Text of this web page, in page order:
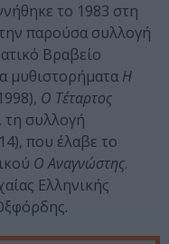
το 1983 στη
παρούσα συλλογή
Βραβείο
μυθιστορήματα Η
Ο Τέταρτος
τη συλλογή
που έλαβε το
Ο Αναγνώστης.
Ελληνικής